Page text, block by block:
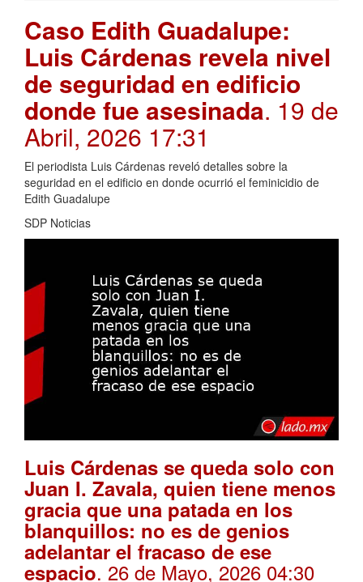
Caso Edith Guadalupe:
Luis Cárdenas revela nivel
de seguridad en edificio
donde fue asesinada. 19 de
Abril, 2026 17:31
El periodista Luis Cárdenas reveló detalles sobre la
seguridad en el edificio en donde ocurrió el feminicidio de
Edith Guadalupe
SDP Noticias
Luis Cárdenas se queda solo con
Juan I. Zavala, quien tiene menos
gracia que una patada en los
blanquillos: no es de genios
adelantar el fracaso de ese
espacio. 26 de Mayo, 2026 04:30